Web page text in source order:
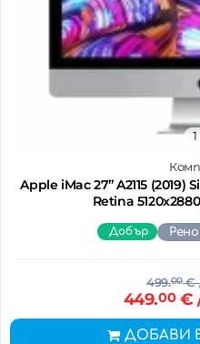
Apple iMac 27’’ A2115 (2019)
Retina
1
Добър
499.00€
449.00€
ДОБАВИ